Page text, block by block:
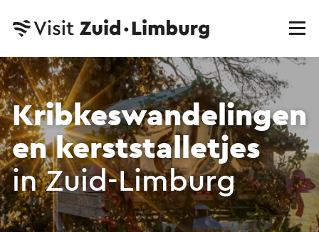
Kribkes­wandelingen
en kerst­stalletjes
in Zuid-Limburg